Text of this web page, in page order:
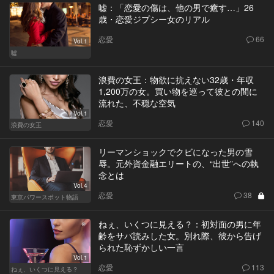
Vol.1
嘘
嘘：「恋愛の傷は、他の男で癒す…」26
歳・恋愛ジプシー女のリアル
恋愛 66
Vol.1
浪費の女王
浪費の女王：物欲に抗えない32歳・年収
1,200万の女。買い物を巡って彼との間に
流れた、不穏な空気
恋愛 140
Vol.4
東京パワースポット物語
リーマンショックでクビになった男の雪
辱。元外資金融エリートの、“出世”への執
念とは
恋愛 38
Vol.1
ねぇ、いくつに見える？
ねぇ、いくつに見える？：初対面の男に年
齢をサバ読みした女。別れ際、彼から告げ
られた恥ずかしい一言
恋愛 113